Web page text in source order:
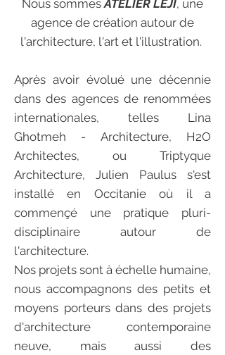
Nous sommesATELIER LEJI, une
agence de création autour de
l'architecture, l'art et l'illustration.
Après avoir évolué une décennie
dans des agences de renommées
internationales, telles Lina
Ghotmeh - Architecture, H2O
Architectes, ou Triptyque
Architecture, Julien Paulus s'est
installé en Occitanie où il a
commençé une pratique pluri-
disciplinaire autour de
l'architecture.
Nos projets sont à échelle humaine,
nous accompagnons des petits et
moyens porteurs dans des projets
d'architecture contemporaine
neuve, mais aussi des